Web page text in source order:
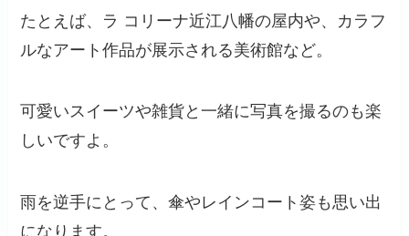
たとえば、ラ コリーナ近江八幡の屋内や、カラフ
ルなアート作品が展示される美術館など。
可愛いスイーツや雑貨と一緒に写真を撮るのも楽
しいですよ。
雨を逆手にとって、傘やレインコート姿も思い出
になります。